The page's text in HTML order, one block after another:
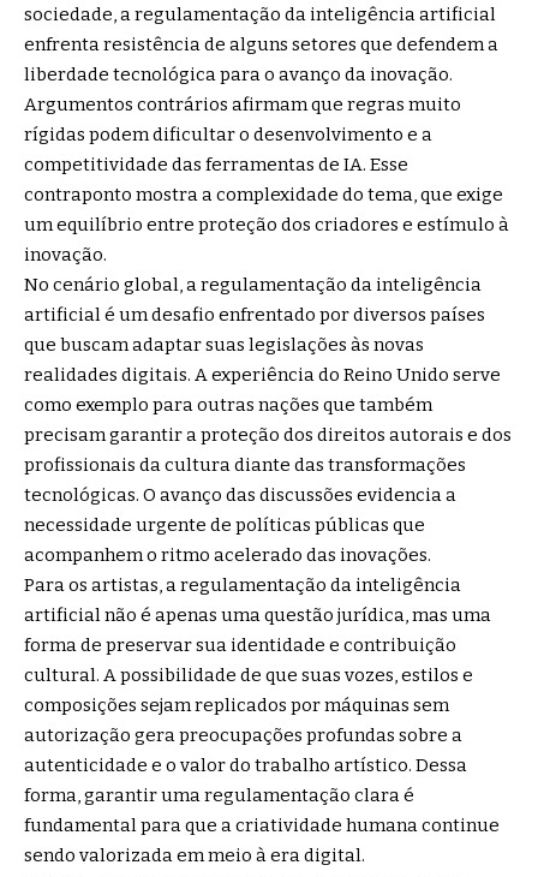
sociedade, a regulamentação da inteligência artificial
enfrenta resistência de alguns setores que defendem a
liberdade tecnológica para o avanço da inovação.
Argumentos contrários afirmam que regras muito
rígidas podem dificultar o desenvolvimento e a
competitividade das ferramentas de IA. Esse
contraponto mostra a complexidade do tema, que exige
um equilíbrio entre proteção dos criadores e estímulo à
inovação.
No cenário global, a regulamentação da inteligência
artificial é um desafio enfrentado por diversos países
que buscam adaptar suas legislações às novas
realidades digitais. A experiência do Reino Unido serve
como exemplo para outras nações que também
precisam garantir a proteção dos direitos autorais e dos
profissionais da cultura diante das transformações
tecnológicas. O avanço das discussões evidencia a
necessidade urgente de políticas públicas que
acompanhem o ritmo acelerado das inovações.
Para os artistas, a regulamentação da inteligência
artificial não é apenas uma questão jurídica, mas uma
forma de preservar sua identidade e contribuição
cultural. A possibilidade de que suas vozes, estilos e
composições sejam replicados por máquinas sem
autorização gera preocupações profundas sobre a
autenticidade e o valor do trabalho artístico. Dessa
forma, garantir uma regulamentação clara é
fundamental para que a criatividade humana continue
sendo valorizada em meio à era digital.